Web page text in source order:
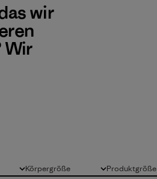
wir
Wir
Körpergröße
Alle Produktgröße
Alle